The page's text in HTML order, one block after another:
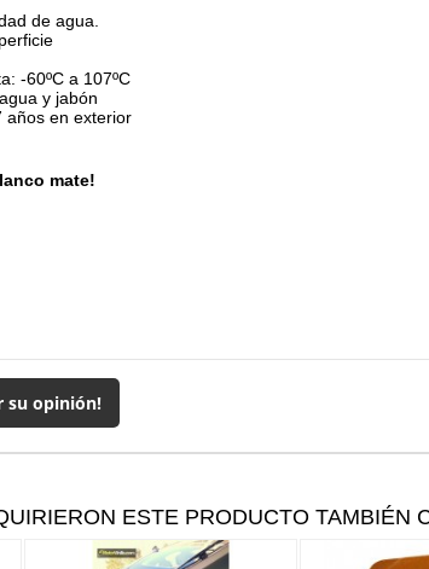
de agua.
-60ºC a 107ºC
y jabón
años en exterior
mate!
su opinión!
ESTE PRODUCTO TAMBIÉN